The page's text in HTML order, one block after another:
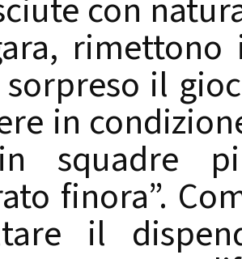
con
il
in
squadre
finora”.
il